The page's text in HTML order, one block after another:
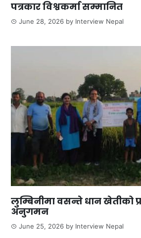
पत्रकार विश्वकर्मा सम्मानित
June 28, 2026 by Interview Nepal
लुम्बिनीमा वसन्ते धान खेतीको
अनुगमन
June 25, 2026 by Interview Nepal